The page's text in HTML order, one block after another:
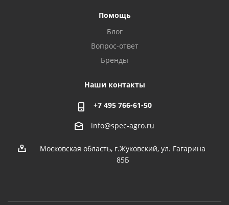
Помощь
Блог
Вопрос-ответ
Бренды
Наши контакты
+7 495 766-61-50
info@spec-agro.ru
Московская область, г.Жуковский, ул. Гагарина
85Б